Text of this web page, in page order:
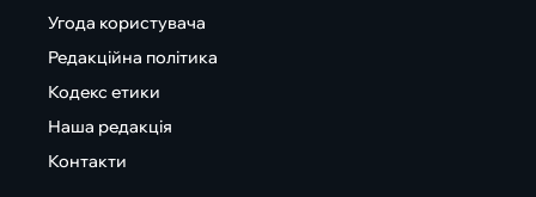
Угода користувача
Редакційна політика
Кодекс етики
Наша редакція
Контакти